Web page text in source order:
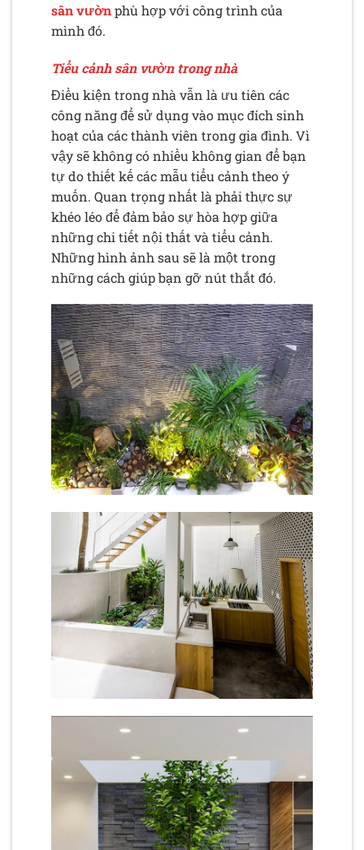
sân vườnphù hợp với công trình của
mình đó.
Tiểu cảnh sân vườn trong nhà
Điều kiện trong nhà vẫn là ưu tiên các
công năng để sử dụng vào mục đích sinh
hoạt của các thành viên trong gia đình. Vì
vậy sẽ không có nhiều không gian để bạn
tự do thiết kế các mẫu tiểu cảnh theo ý
muốn. Quan trọng nhất là phải thực sự
khéo léo để đảm bảo sự hòa hợp giữa
những chi tiết nội thất và tiểu cảnh.
Những hình ảnh sau sẽ là một trong
những cách giúp bạn gỡ nút thắt đó.